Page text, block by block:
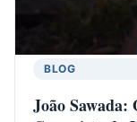
BLOG
João Sawada: